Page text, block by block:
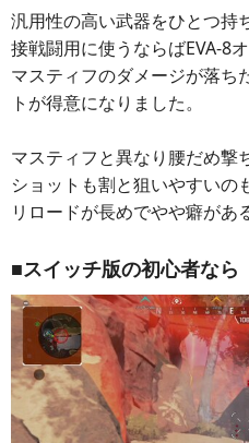
汎用性の高い武器をひとつ持
接戦闘用に使うならばEVA-8
マスティフのダメージが落ち
トが得意になりました。
マスティフと異なり腰だめ撃
ショットも割と狙いやすいの
リロードが長めでやや癖があ
■スイッチ版の初心者なら